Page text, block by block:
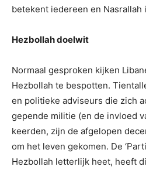
betekent iedereen en Nasrallah
Hezbollah doelwit
Normaal gesproken kijken
Hezbollah te bespotten.
en politieke adviseurs die zich
gepende militie (en de invloed
keerden, zijn de afgelopen
om het leven gekomen. De
Hezbollah letterlijk heet, heeft